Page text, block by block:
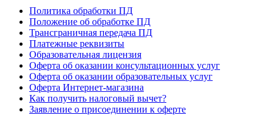
Политика обработки ПД
Положение об обработке ПД
Трансграничная передача ПД
Платежные реквизиты
Образовательная лицензия
Оферта об оказании консультационных услуг
Оферта об оказании образовательных услуг
Оферта Интернет-магазина
Как получить налоговый вычет?
Заявление о присоединении к оферте